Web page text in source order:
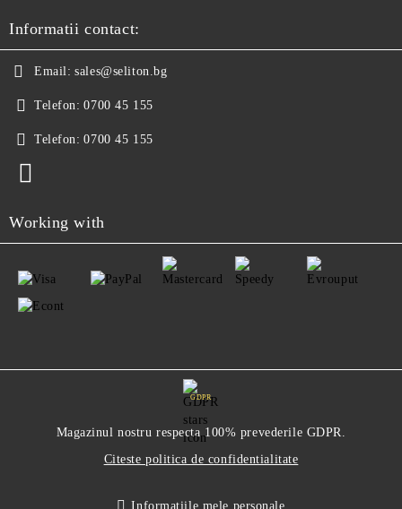
Informatii contact:
Email: sales@seliton.bg
Telefon: 0700 45 155
Telefon: 0700 45 155
Working with
GDPR
Magazinul nostru respecta 100% prevederile GDPR.
Citeste politica de confidentialitate
Informatiile mele personale